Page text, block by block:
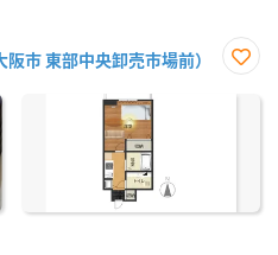
市 東部中央卸売市場前）
に入